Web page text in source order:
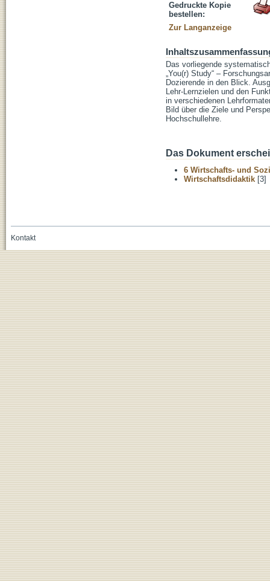
Gedruckte Kopie
bestellen:
Zur Langanzeige
Das vorliegende
„You(r) Study“ –
Dozierende in den Blick.
Lehr-Lernzielen und den
in verschiedenen
Bild über die Ziele und
Hochschullehre.
Das Dokument
6 Wirtschafts- und
Wirtschaftsdidaktik [3]
Kontakt